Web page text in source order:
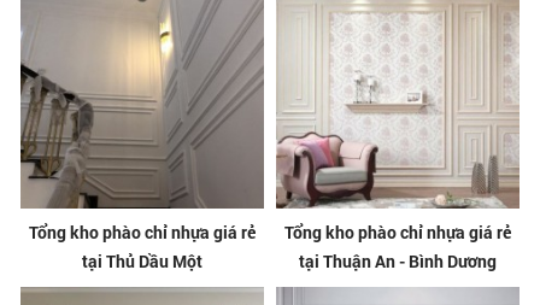
Tổng kho phào chỉ nhựa giá rẻ
tại Thủ Dầu Một
Tổng kho phào chỉ nhựa giá rẻ
tại Thuận An - Bình Dương